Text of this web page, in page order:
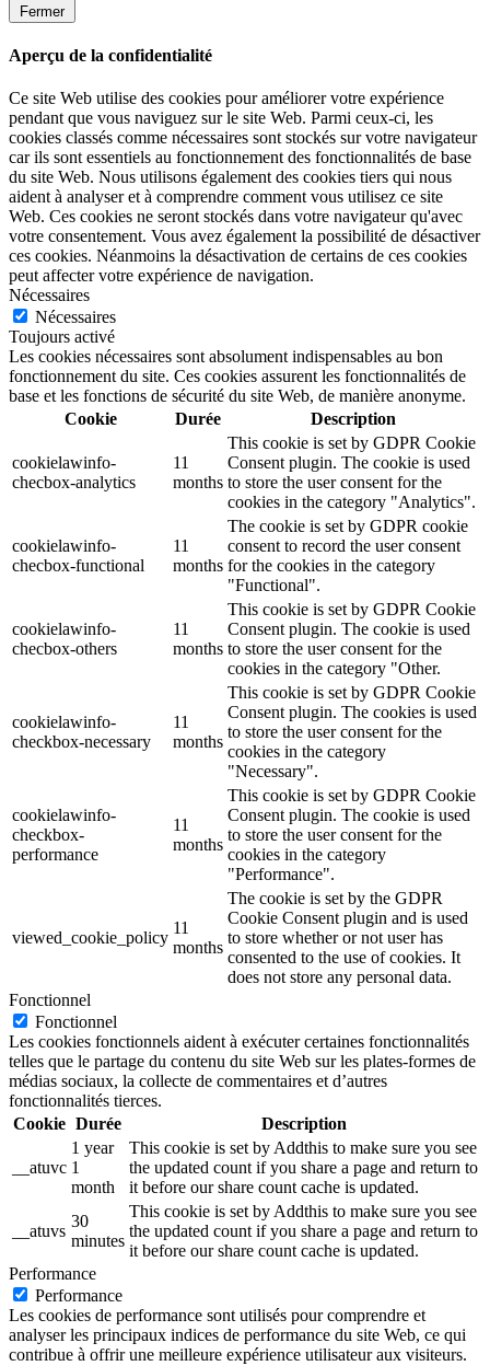
Fermer
Aperçu de la confidentialité
Ce site Web utilise des cookies pour améliorer votre expérience
pendant que vous naviguez sur le site Web. Parmi ceux-ci, les
cookies classés comme nécessaires sont stockés sur votre navigateur
car ils sont essentiels au fonctionnement des fonctionnalités de base
du site Web. Nous utilisons également des cookies tiers qui nous
aident à analyser et à comprendre comment vous utilisez ce site
Web. Ces cookies ne seront stockés dans votre navigateur qu'avec
votre consentement. Vous avez également la possibilité de désactiver
ces cookies. Néanmoins la désactivation de certains de ces cookies
peut affecter votre expérience de navigation.
Nécessaires
Nécessaires
Toujours activé
Les cookies nécessaires sont absolument indispensables au bon
fonctionnement du site. Ces cookies assurent les fonctionnalités de
base et les fonctions de sécurité du site Web, de manière anonyme.
Cookie
Durée Description
cookielawinfo-
checbox-analytics
11
months
This cookie is set by GDPR Cookie
Consent plugin. The cookie is used
to store the user consent for the
cookies in the category "Analytics".
cookielawinfo-
checbox-functional
11
months
The cookie is set by GDPR cookie
consent to record the user consent
for the cookies in the category
"Functional".
cookielawinfo-
checbox-others
11
months
This cookie is set by GDPR Cookie
Consent plugin. The cookie is used
to store the user consent for the
cookies in the category "Other.
cookielawinfo-
checkbox-necessary
11
months
This cookie is set by GDPR Cookie
Consent plugin. The cookies is used
to store the user consent for the
cookies in the category
"Necessary".
cookielawinfo-
checkbox-
performance
11
months
This cookie is set by GDPR Cookie
Consent plugin. The cookie is used
to store the user consent for the
cookies in the category
"Performance".
viewed_cookie_policy
11
months
The cookie is set by the GDPR
Cookie Consent plugin and is used
to store whether or not user has
consented to the use of cookies. It
does not store any personal data.
Fonctionnel
Fonctionnel
Les cookies fonctionnels aident à exécuter certaines fonctionnalités
telles que le partage du contenu du site Web sur les plates-formes de
médias sociaux, la collecte de commentaires et d’autres
fonctionnalités tierces.
Cookie Durée Description
__atuvc
1 year
1
month
This cookie is set by Addthis to make sure you see
the updated count if you share a page and return to
it before our share count cache is updated.
__atuvs
30
minutes
This cookie is set by Addthis to make sure you see
the updated count if you share a page and return to
it before our share count cache is updated.
Performance
Performance
Les cookies de performance sont utilisés pour comprendre et
analyser les principaux indices de performance du site Web, ce qui
contribue à offrir une meilleure expérience utilisateur aux visiteurs.